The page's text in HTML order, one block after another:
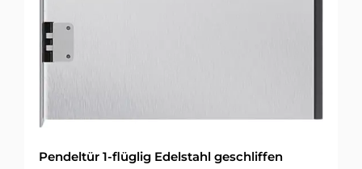
Pendeltür 1-flüglig Edelstahl geschliffen